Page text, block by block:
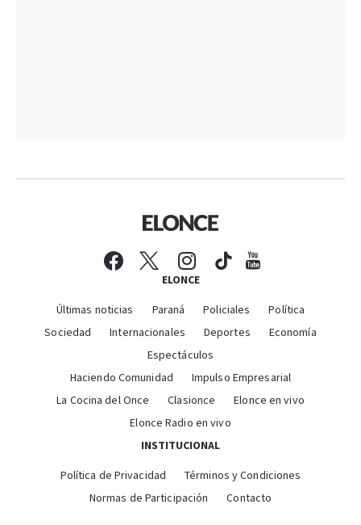
ELONCE
Últimas noticias Paraná Policiales
Política
Sociedad
Internacionales Deportes
Economía
Espectáculos
Haciendo Comunidad
Impulso Empresarial
La Cocina del Once
Clasionce
Elonce en vivo
Elonce Radio en vivo
INSTITUCIONAL
Política de Privacidad
Términos y Condiciones
Normas de Participación
Contacto